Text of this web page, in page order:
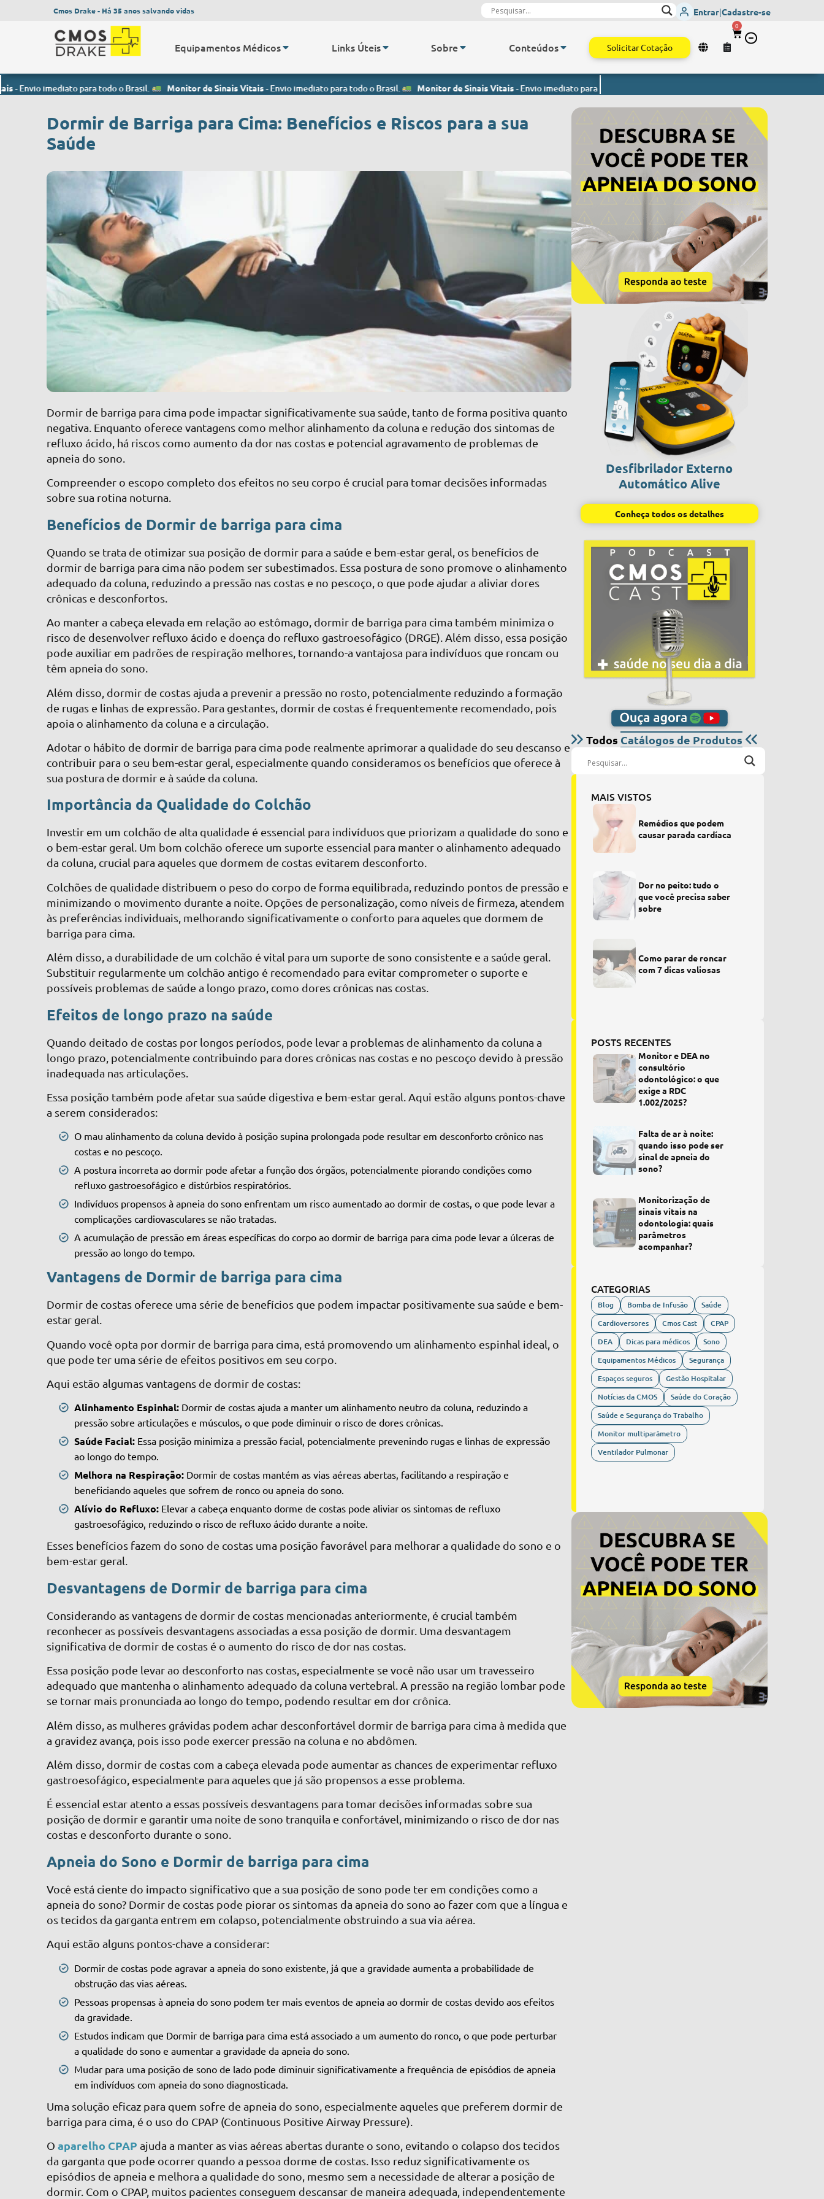
Cmos Drake - Há 35 anos salvando vidas Entrar|Cadastre-se
Equipamentos Médicos Links Úteis Sobre Conteúdos Solicitar Cotação
0
para todo o Brasil. Monitor de Sinais Vitais- Envio imediato para todo o Brasil. Monitor de Sinais Vitais- Envio imediato para todo o Brasil.
Dormir de Barriga para Cima: Benefícios e Riscos para a sua
Saúde
Dormir de barriga para cima pode impactar significativamente sua saúde, tanto de forma positiva quanto
negativa. Enquanto oferece vantagens como melhor alinhamento da coluna e redução dos sintomas de
refluxo ácido, há riscos como aumento da dor nas costas e potencial agravamento de problemas de
apneia do sono.
Compreender o escopo completo dos efeitos no seu corpo é crucial para tomar decisões informadas
sobre sua rotina noturna.
Benefícios de Dormir de barriga para cima
Quando se trata de otimizar sua posição de dormir para a saúde e bem-estar geral, os benefícios de
dormir de barriga para cima não podem ser subestimados. Essa postura de sono promove o alinhamento
adequado da coluna, reduzindo a pressão nas costas e no pescoço, o que pode ajudar a aliviar dores
crônicas e desconfortos.
Ao manter a cabeça elevada em relação ao estômago, dormir de barriga para cima também minimiza o
risco de desenvolver refluxo ácido e doença do refluxo gastroesofágico (DRGE). Além disso, essa posição
pode auxiliar em padrões de respiração melhores, tornando-a vantajosa para indivíduos que roncam ou
têm apneia do sono.
Além disso, dormir de costas ajuda a prevenir a pressão no rosto, potencialmente reduzindo a formação
de rugas e linhas de expressão. Para gestantes, dormir de costas é frequentemente recomendado, pois
apoia o alinhamento da coluna e a circulação.
Adotar o hábito de dormir de barriga para cima pode realmente aprimorar a qualidade do seu descanso e
contribuir para o seu bem-estar geral, especialmente quando consideramos os benefícios que oferece à
sua postura de dormir e à saúde da coluna.
Importância da Qualidade do Colchão
Investir em um colchão de alta qualidade é essencial para indivíduos que priorizam a qualidade do sono e
o bem-estar geral. Um bom colchão oferece um suporte essencial para manter o alinhamento adequado
da coluna, crucial para aqueles que dormem de costas evitarem desconforto.
Colchões de qualidade distribuem o peso do corpo de forma equilibrada, reduzindo pontos de pressão e
minimizando o movimento durante a noite. Opções de personalização, como níveis de firmeza, atendem
às preferências individuais, melhorando significativamente o conforto para aqueles que dormem de
barriga para cima.
Além disso, a durabilidade de um colchão é vital para um suporte de sono consistente e a saúde geral.
Substituir regularmente um colchão antigo é recomendado para evitar comprometer o suporte e
possíveis problemas de saúde a longo prazo, como dores crônicas nas costas.
Efeitos de longo prazo na saúde
Quando deitado de costas por longos períodos, pode levar a problemas de alinhamento da coluna a
longo prazo, potencialmente contribuindo para dores crônicas nas costas e no pescoço devido à pressão
inadequada nas articulações.
Essa posição também pode afetar sua saúde digestiva e bem-estar geral. Aqui estão alguns pontos-chave
a serem considerados:
O mau alinhamento da coluna devido à posição supina prolongada pode resultar em desconforto crônico nas
costas e no pescoço.
A postura incorreta ao dormir pode afetar a função dos órgãos, potencialmente piorando condições como
refluxo gastroesofágico e distúrbios respiratórios.
Indivíduos propensos à apneia do sono enfrentam um risco aumentado ao dormir de costas, o que pode levar a
complicações cardiovasculares se não tratadas.
A acumulação de pressão em áreas específicas do corpo ao dormir de barriga para cima pode levar a úlceras de
pressão ao longo do tempo.
Vantagens de Dormir de barriga para cima
Dormir de costas oferece uma série de benefícios que podem impactar positivamente sua saúde e bem-
estar geral.
Quando você opta por dormir de barriga para cima, está promovendo um alinhamento espinhal ideal, o
que pode ter uma série de efeitos positivos em seu corpo.
Aqui estão algumas vantagens de dormir de costas:
Alinhamento Espinhal: Dormir de costas ajuda a manter um alinhamento neutro da coluna, reduzindo a
pressão sobre articulações e músculos, o que pode diminuir o risco de dores crônicas.
Saúde Facial: Essa posição minimiza a pressão facial, potencialmente prevenindo rugas e linhas de expressão
ao longo do tempo.
Melhora na Respiração: Dormir de costas mantém as vias aéreas abertas, facilitando a respiração e
beneficiando aqueles que sofrem de ronco ou apneia do sono.
Alívio do Refluxo: Elevar a cabeça enquanto dorme de costas pode aliviar os sintomas de refluxo
gastroesofágico, reduzindo o risco de refluxo ácido durante a noite.
Esses benefícios fazem do sono de costas uma posição favorável para melhorar a qualidade do sono e o
bem-estar geral.
Desvantagens de Dormir de barriga para cima
Considerando as vantagens de dormir de costas mencionadas anteriormente, é crucial também
reconhecer as possíveis desvantagens associadas a essa posição de dormir. Uma desvantagem
significativa de dormir de costas é o aumento do risco de dor nas costas.
Essa posição pode levar ao desconforto nas costas, especialmente se você não usar um travesseiro
adequado que mantenha o alinhamento adequado da coluna vertebral. A pressão na região lombar pode
se tornar mais pronunciada ao longo do tempo, podendo resultar em dor crônica.
Além disso, as mulheres grávidas podem achar desconfortável dormir de barriga para cima à medida que
a gravidez avança, pois isso pode exercer pressão na coluna e no abdômen.
Além disso, dormir de costas com a cabeça elevada pode aumentar as chances de experimentar refluxo
gastroesofágico, especialmente para aqueles que já são propensos a esse problema.
É essencial estar atento a essas possíveis desvantagens para tomar decisões informadas sobre sua
posição de dormir e garantir uma noite de sono tranquila e confortável, minimizando o risco de dor nas
costas e desconforto durante o sono.
Apneia do Sono e Dormir de barriga para cima
Você está ciente do impacto significativo que a sua posição de sono pode ter em condições como a
apneia do sono? Dormir de costas pode piorar os sintomas da apneia do sono ao fazer com que a língua e
os tecidos da garganta entrem em colapso, potencialmente obstruindo a sua via aérea.
Aqui estão alguns pontos-chave a considerar:
Dormir de costas pode agravar a apneia do sono existente, já que a gravidade aumenta a probabilidade de
obstrução das vias aéreas.
Pessoas propensas à apneia do sono podem ter mais eventos de apneia ao dormir de costas devido aos efeitos
da gravidade.
Estudos indicam que Dormir de barriga para cima está associado a um aumento do ronco, o que pode perturbar
a qualidade do sono e aumentar a gravidade da apneia do sono.
Mudar para uma posição de sono de lado pode diminuir significativamente a frequência de episódios de apneia
em indivíduos com apneia do sono diagnosticada.
Uma solução eficaz para quem sofre de apneia do sono, especialmente aqueles que preferem dormir de
barriga para cima, é o uso do CPAP (Continuous Positive Airway Pressure).
Oaparelho CPAP ajuda a manter as vias aéreas abertas durante o sono, evitando o colapso dos tecidos
da garganta que pode ocorrer quando a pessoa dorme de costas. Isso reduz significativamente os
episódios de apneia e melhora a qualidade do sono, mesmo sem a necessidade de alterar a posição de
dormir. Com o CPAP, muitos pacientes conseguem descansar de maneira adequada, independentemente
Desfibrilador Externo
Automático Alive
Conheça todos os detalhes
Todos Catálogos de Produtos
MAIS VISTOS
Remédios que podem
causar parada cardíaca
Dor no peito: tudo o
que você precisa saber
sobre
Como parar de roncar
com 7 dicas valiosas
POSTS RECENTES
Monitor e DEA no
consultório
odontológico: o que
exige a RDC
1.002/2025?
Falta de ar à noite:
quando isso pode ser
sinal de apneia do
sono?
Monitorização de
sinais vitais na
odontologia: quais
parâmetros
acompanhar?
CATEGORIAS
Blog Bomba de Infusão
Saúde
Cardioversores
Cmos Cast
CPAP
DEA
Dicas para médicos
Sono
Equipamentos Médicos
Segurança
Espaços seguros
Gestão Hospitalar
Notícias da CMOS
Saúde do Coração
Saúde e Segurança do Trabalho
Monitor multiparâmetro
Ventilador Pulmonar